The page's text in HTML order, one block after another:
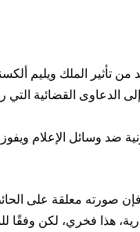
تأثير الملك ويليم
الدعاوى القضائية
ضد وسائل الإعلام
صورته معلقة على
هذا فخري، لكن وفقًا